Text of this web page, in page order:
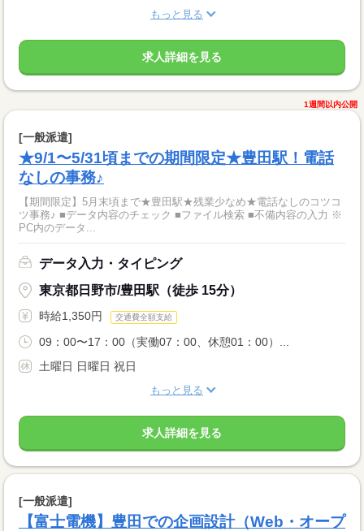
もっと見る
求人詳細を見る
1週間以内公開
[一般派遣]
★9/1〜5/31頃までの期間限定★豊田駅！電話
なしの事務♪
【期間限定】5月末頃まで★豊田駅★残業少なめ★電話なしのコツコ
ツ事務♪ ■データ内容のチェック ■ファイル検索 ■不備内容の入力 ※
PC内のデータ...
データ入力・タイピング
東京都日野市/豊田駅（徒歩 15分）
時給1,350円 交通費全額支給
09：00〜17：00（実働07：00、休憩01：00）...
土曜日 日曜日 祝日
もっと見る
求人詳細を見る
[一般派遣]
【富士電機】豊田での企画設計（Web・オープ